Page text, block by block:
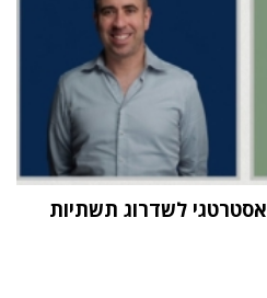
וואן הובילה פרויקט SAP אסטרטגי לשדרוג תשתיות